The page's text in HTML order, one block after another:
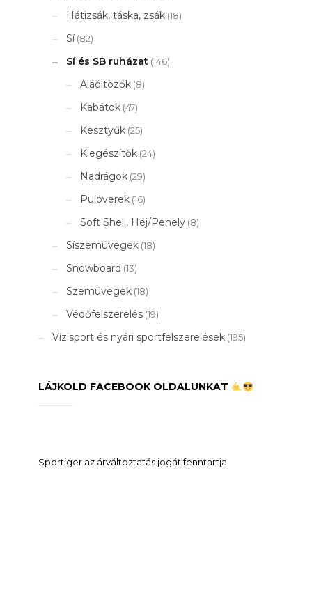
Hátizsák, táska, zsák (18)
Sí (82)
Sí és SB ruházat (146)
Aláöltözők (8)
Kabátok (47)
Kesztyűk (25)
Kiegészítők (24)
Nadrágok (29)
Pulóverek (16)
Soft Shell, Héj/Pehely (8)
Síszemüvegek (18)
Snowboard (13)
Szemüvegek (18)
Védőfelszerelés (19)
Vízisport és nyári sportfelszerelések (195)
LÁJKOLD FACEBOOK OLDALUNKAT
Sportiger az árváltoztatás jogát fenntartja.